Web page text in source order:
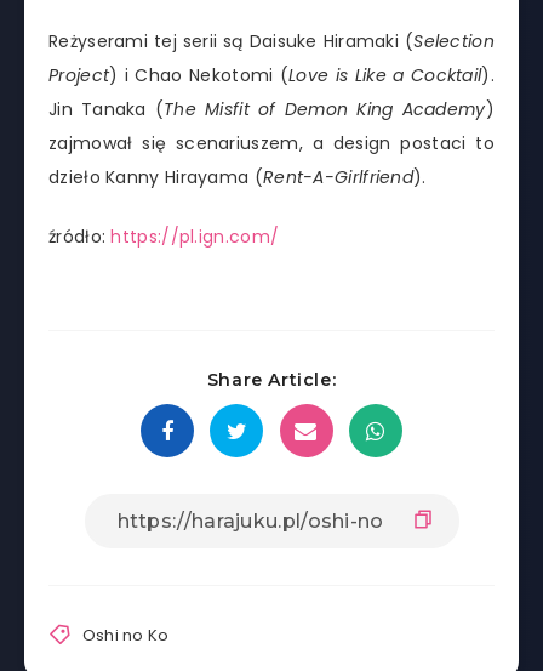
Reżyserami tej serii są Daisuke Hiramaki (Selection
Project) i Chao Nekotomi (Love is Like a Cocktail).
Jin Tanaka (The Misfit of Demon King Academy)
zajmował się scenariuszem, a design postaci to
dzieło Kanny Hirayama (Rent-A-Girlfriend).
źródło:https://pl.ign.com/
Share Article:
Oshi no Ko